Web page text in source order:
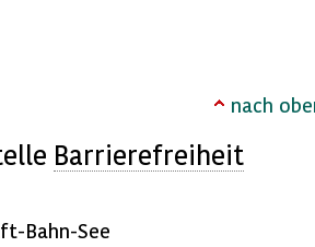
nach
Barrierefreiheit
Bahn-See